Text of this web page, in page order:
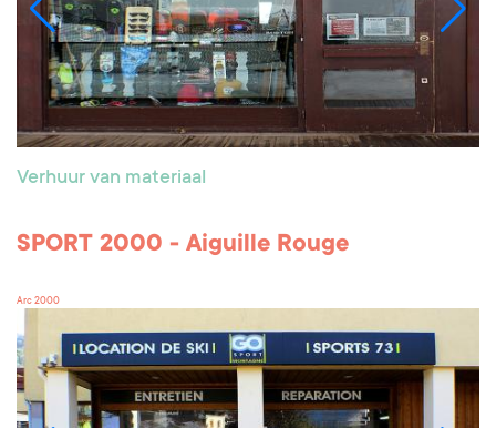
Verhuur van materiaal
SPORT 2000 - Aiguille Rouge
Arc 2000